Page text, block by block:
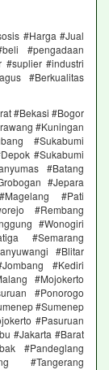
#Harga #Jual
#pengadaan
#suplier #industri
#Berkualitas
#Bekasi #Bogor
#Kuningan
#Sukabumi
#Sukabumi
#Batang
#Jepara
#Pati
#Rembang
#Wonogiri
#Semarang
#Blitar
#Kediri
#Mojokerto
#Ponorogo
#Sumenep
#Pasuruan
#Jakarta #Barat
#Pandeglang
#Tangerang